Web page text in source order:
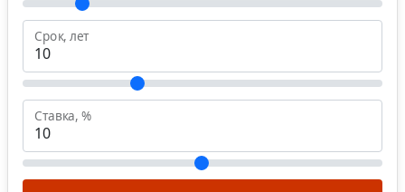
Срок, лет
Ставка, %